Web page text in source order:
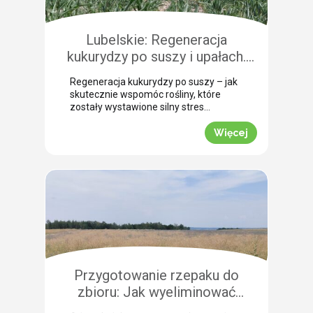
Pokazujemy, na co warto zwrócić
Lubelskie: Regeneracja
kukurydzy po suszy i upałach.
Zobacz rekomendacje z pola!
Regeneracja kukurydzy po suszy – jak
skutecznie wspomóc rośliny, które
zostały wystawione silny stres
termiczny? Jak informuje nasz ekspert
Leszek Konior, kluczem jest szybka
reakcja i wykorzystanie momentu, gdy
przeprowadzona w powiecie
Odpowiednio dobrana strategia
pozwala roślinom odbudować kondycję
fizjologiczną. Pozwijane […]
Więcej
Przygotowanie rzepaku do
zbioru: Jak wyeliminować
chwasty i obniżyć koszty żniw?